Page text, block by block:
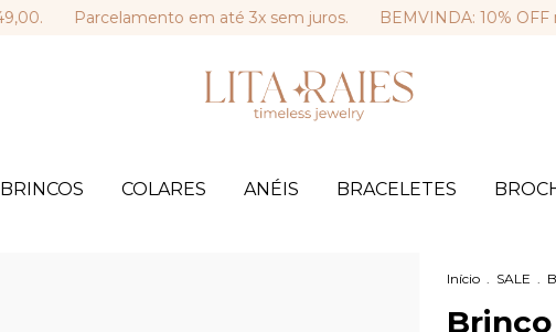
Parcelamento em até 3x sem juros. BEMVINDA: 10% OFF na
BRINCOS COLARES ANÉIS BRACELETES
Início . SALE .